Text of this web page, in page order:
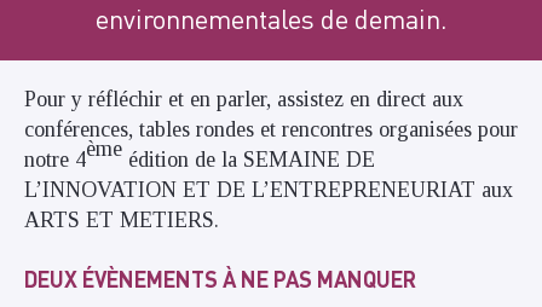
environnementales de demain.
Pour y réfléchir et en parler, assistez en direct aux
conférences, tables rondes et rencontres organisées pour
notre 4ème édition de la SEMAINE DE
L’INNOVATION ET DE L’ENTREPRENEURIAT aux
ARTS ET METIERS.
DEUX ÉVÈNEMENTS À NE PAS MANQUER